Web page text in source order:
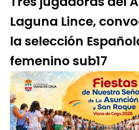
Laguna Lince,
la selección
femenino sub17